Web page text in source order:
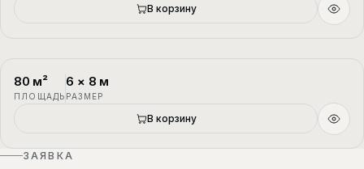
В корзину
П-4
80 м²
ПЛОЩАДЬ
6 × 8 м
РАЗМЕР
В корзину
ЗАЯВКА